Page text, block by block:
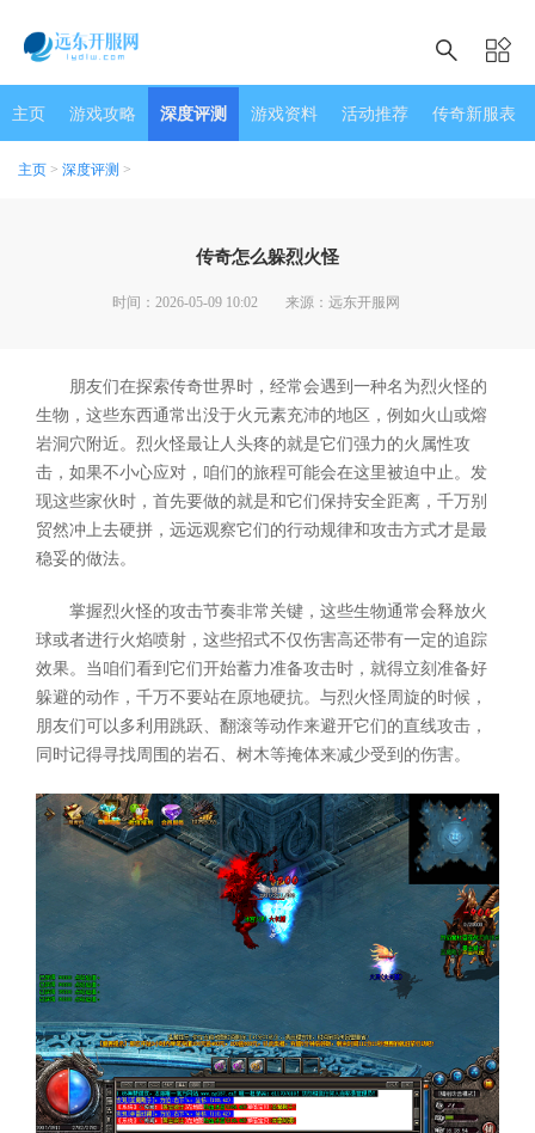
主页 游戏攻略 深度评测 游戏资料 活动推荐 传奇新服表
主页 > 深度评测 >
传奇怎么躲烈火怪
时间：2026-05-09 10:02 来源：远东开服网
朋友们在探索传奇世界时，经常会遇到一种名为烈火怪的
生物，这些东西通常出没于火元素充沛的地区，例如火山或熔
岩洞穴附近。烈火怪最让人头疼的就是它们强力的火属性攻
击，如果不小心应对，咱们的旅程可能会在这里被迫中止。发
现这些家伙时，首先要做的就是和它们保持安全距离，千万别
贸然冲上去硬拼，远远观察它们的行动规律和攻击方式才是最
稳妥的做法。
掌握烈火怪的攻击节奏非常关键，这些生物通常会释放火
球或者进行火焰喷射，这些招式不仅伤害高还带有一定的追踪
效果。当咱们看到它们开始蓄力准备攻击时，就得立刻准备好
躲避的动作，千万不要站在原地硬抗。与烈火怪周旋的时候，
朋友们可以多利用跳跃、翻滚等动作来避开它们的直线攻击，
同时记得寻找周围的岩石、树木等掩体来减少受到的伤害。